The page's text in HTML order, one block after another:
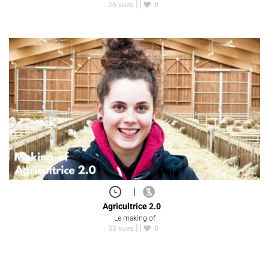
26 vues
0
|
Agricultrice 2.0
Le making of
33 vues
0